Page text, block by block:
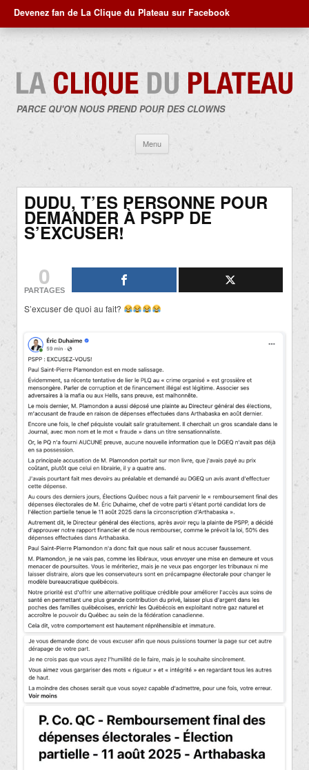
Devenez fan de La Clique du Plateau sur Facebook
PARCE QU'ON NOUS PREND POUR DES CLOWNS
Menu
contenu
DUDU, T’ES PERSONNE POUR
DEMANDER À PSPP DE
S’EXCUSER!
0
PARTAGES
S’excuser de quoi au fait?